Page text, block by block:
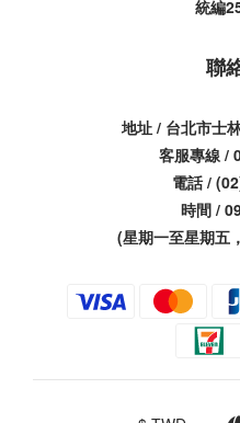
統編
聯
地址 / 台北市士
客服專線 /
電話 /
時間 /
(星期一至星期五